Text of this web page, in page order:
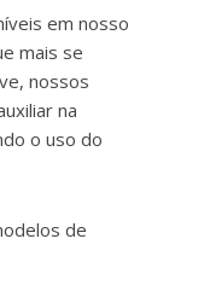
em nosso
mais se
nossos
na
o uso do
de